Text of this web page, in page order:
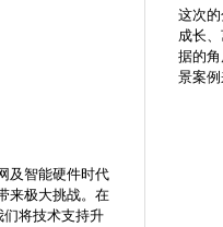
这次
成长
据的
景案
及智能硬件时代
来极大挑战。在
将技术支持升